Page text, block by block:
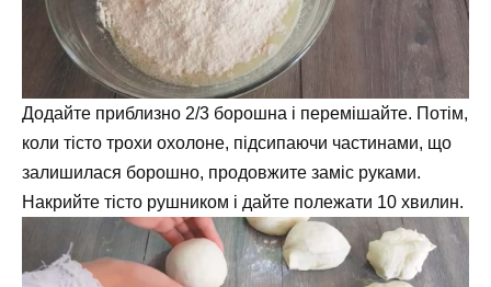
Додайте приблизно 2/3 борошна і перемішайте. Потім,
коли тісто трохи охолоне, підсипаючи частинами, що
залишилася борошно, продовжите заміс руками.
Накрийте тісто рушником і дайте полежати 10 хвилин.